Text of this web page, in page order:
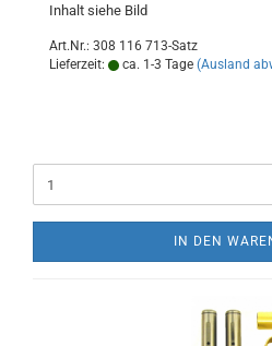
Inhalt siehe Bild
Art.Nr.: 308 116 713-Satz
Lieferzeit:
ca. 1-3 Tage (Ausland
IN DEN